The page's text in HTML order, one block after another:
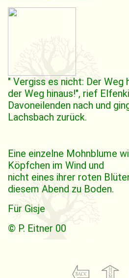
" Vergiss es nicht: Der Weg
der Weg hinaus!", rief
Davoneilenden nach und
Lachsbach zurück.
Eine einzelne Mohnblume
Köpfchen im Wind und
nicht eines ihrer roten
diesem Abend zu Boden.
Für Gisje
© P. Eitner 00